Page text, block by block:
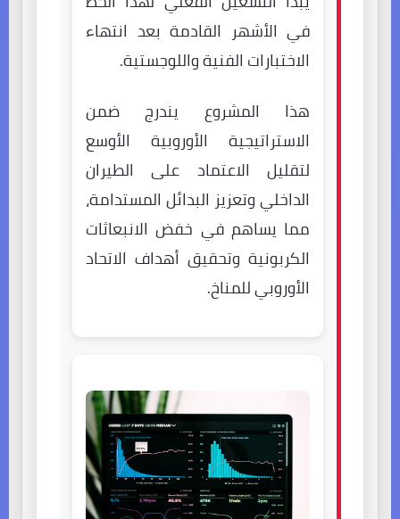
في الأشهر القادمة بعد انتهاء
الاختبارات الفنية واللوجستية.
هذا المشروع يندرج ضمن
الاستراتيجية الأوروبية الأوسع
لتقليل الاعتماد على الطيران
الداخلي وتعزيز البدائل المستدامة،
مما يساهم في خفض الانبعاثات
الكربونية وتحقيق أهداف الاتحاد
الأوروبي للمناخ.